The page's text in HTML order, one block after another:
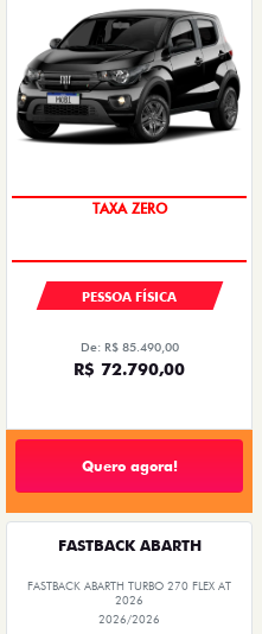
TAXA ZERO
PESSOA FÍSICA
De: R$ 85.490,00
R$ 72.790,00
Quero agora!
FASTBACK ABARTH
FASTBACK ABARTH TURBO 270 FLEX AT
2026
2026/2026